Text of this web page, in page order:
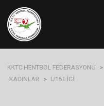
KKTC HENTBOL FEDERASYONU >
KADINLAR
> U16 LİGİ